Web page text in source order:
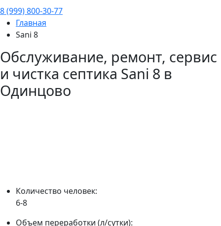
8 (999) 800-30-77
Главная
Sani 8
Обслуживание, ремонт, сервис
и чистка септика Sani 8 в
Одинцово
Количество человек:
6-8
Объем переработки (л/сутки):